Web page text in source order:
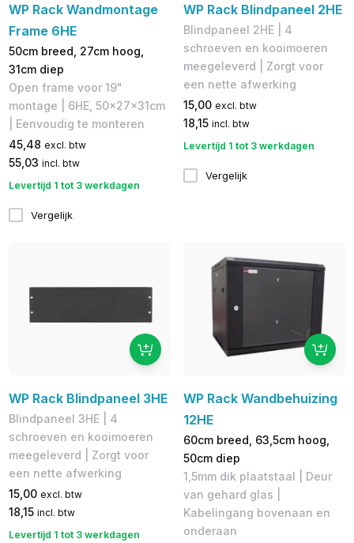
WP Rack Wandmontage
Frame 6HE
50cm breed, 27cm hoog,
31cm diep
Open frame voor 19"
montage | 6HE, 50x27x31cm
| Eenvoudig te monteren
45,48 excl. btw
55,03 incl. btw
Levertijd 1 tot 3 werkdagen
Vergelijk
WP Rack Blindpaneel 2HE
Blindpaneel 2HE | 4
schroeven en kooimoeren
meegeleverd | Zorgt voor
een nette afwerking
15,00 excl. btw
18,15 incl. btw
Levertijd 1 tot 3 werkdagen
Vergelijk
WP Rack Blindpaneel 3HE
Blindpaneel 3HE | 4
schroeven en kooimoeren
meegeleverd | Zorgt voor
een nette afwerking
15,00 excl. btw
18,15 incl. btw
Levertijd 1 tot 3 werkdagen
WP Rack Wandbehuizing
12HE
60cm breed, 63,5cm hoog,
50cm diep
1,5mm dik plaatstaal | Deur
van gehard glas |
Kabelingang bovenaan en
onderaan